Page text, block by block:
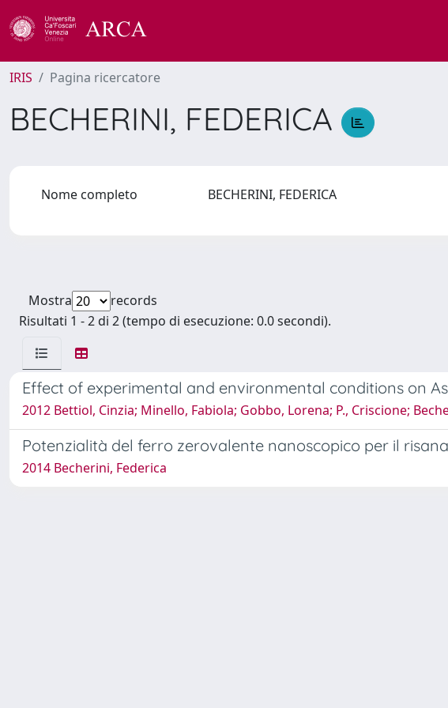
IRIS Pagina ricercatore
BECHERINI, FEDERICA
Nome completo BECHERINI, FEDERICA
Mostra
records
Risultati 1 - 2 di 2 (tempo di esecuzione: 0.0 secondi).
Effect of experimental and environmental conditions on
2012 Bettiol, Cinzia; Minello, Fabiola; Gobbo, Lorena; P., Criscione;
Potenzialità del ferro zerovalente nanoscopico per il
2014 Becherini, Federica